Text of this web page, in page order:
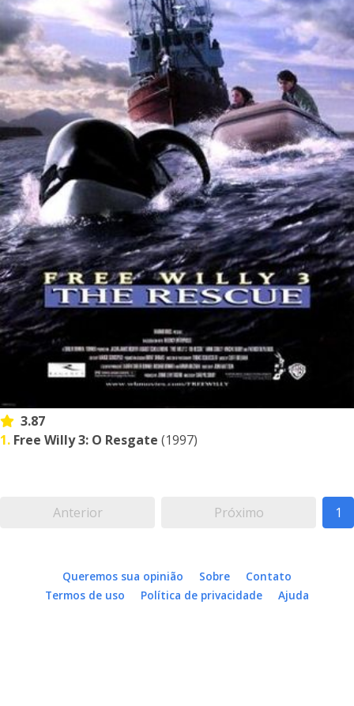
3.87
1. Free Willy 3: O Resgate (1997)
Anterior Próximo 1
Queremos sua opinião Sobre
Contato
Termos de uso
Política de privacidade Ajuda